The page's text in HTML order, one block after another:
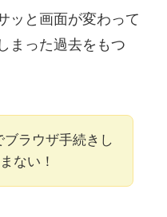
ッと画面が変わって
まった過去をもつ
ラウザ手続きし
ない！